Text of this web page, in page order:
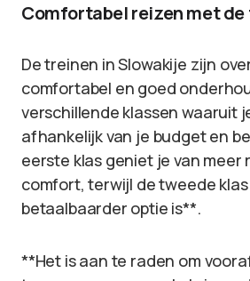
Comfortabel reizen met
De treinen in Slowakije zijn
comfortabel en goed
verschillende klassen waaruit
afhankelijk van je budget en
eerste klas geniet je van meer
comfort, terwijl de tweede
betaalbaarder optie is**.
**Het is aan te raden om